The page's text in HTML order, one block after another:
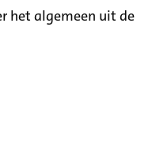
het algemeen uit de